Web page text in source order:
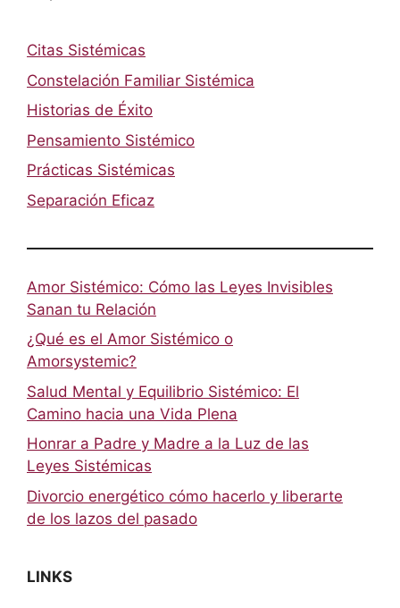
Citas Sistémicas
Constelación Familiar Sistémica
Historias de Éxito
Pensamiento Sistémico
Prácticas Sistémicas
Separación Eficaz
Amor Sistémico: Cómo las Leyes Invisibles
Sanan tu Relación
¿Qué es el Amor Sistémico o
Amorsystemic?
Salud Mental y Equilibrio Sistémico: El
Camino hacia una Vida Plena
Honrar a Padre y Madre a la Luz de las
Leyes Sistémicas
Divorcio energético cómo hacerlo y liberarte
de los lazos del pasado
LINKS